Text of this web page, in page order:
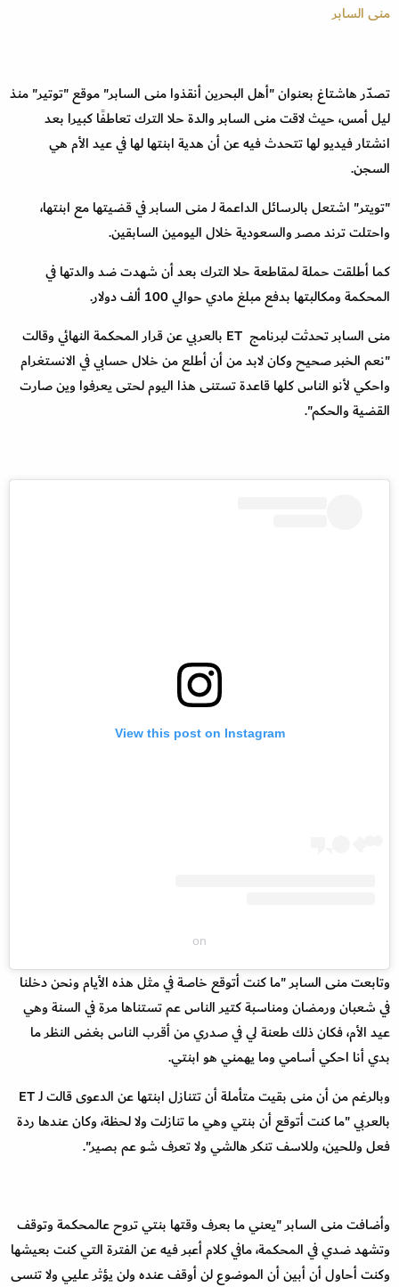
منى السابر
تصدّر هاشتاغ بعنوان "أهل البحرين أنقذوا منى السابر" موقع "توتير" منذ
ليل أمس، حيث لاقت منى السابر والدة حلا الترك تعاطفًا كبيرا بعد
انشتار فيديو لها تتحدث فيه عن أن هدية ابنتها لها في عيد الأم هي
السجن.
"تويتر" اشتعل بالرسائل الداعمة لـ منى السابر في قضيتها مع ابنتها،
واحتلت ترند مصر والسعودية خلال اليومين السابقين.
كما أطلقت حملة لمقاطعة حلا الترك بعد أن شهدت ضد والدتها في
المحكمة ومكالبتها بدفع مبلغ مادي حوالي 100 ألف دولار.
منى السابر تحدثت لبرنامج ET بالعربي عن قرار المحكمة النهائي وقالت
"نعم الخبر صحيح وكان لابد من أن أطلع من خلال حسابي في الانستغرام
واحكي لأنو الناس كلها قاعدة تستنى هذا اليوم لحتى يعرفوا وين صارت
القضية والحكم".
View this post on Instagram
on
وتابعت منى السابر "ما كنت أتوقع خاصة في مثل هذه الأيام ونحن دخلنا
في شعبان ورمضان ومناسبة كتير الناس عم تستناها مرة في السنة وهي
عيد الأم، فكان ذلك طعنة لي في صدري من أقرب الناس بغض النظر ما
بدي أنا احكي أسامي وما يهمني هو ابنتي.
وبالرغم من أن منى بقيت متأملة أن تتنازل ابنتها عن الدعوى قالت لـ ET
بالعربي "ما كنت أتوقع أن بنتي وهي ما تنازلت ولا لحظة، وكان عندها ردة
فعل وللحين، وللاسف تنكر هالشي ولا تعرف شو عم بصير".
وأضافت منى السابر "يعني ما بعرف وقتها بنتي تروح عالمحكمة وتوقف
وتشهد ضدي في المحكمة، مافي كلام أعبر فيه عن الفترة التي كنت بعيشها
وكنت أحاول أن أبين أن الموضوع لن أوقف عنده ولن يؤثر عليي ولا تنسى